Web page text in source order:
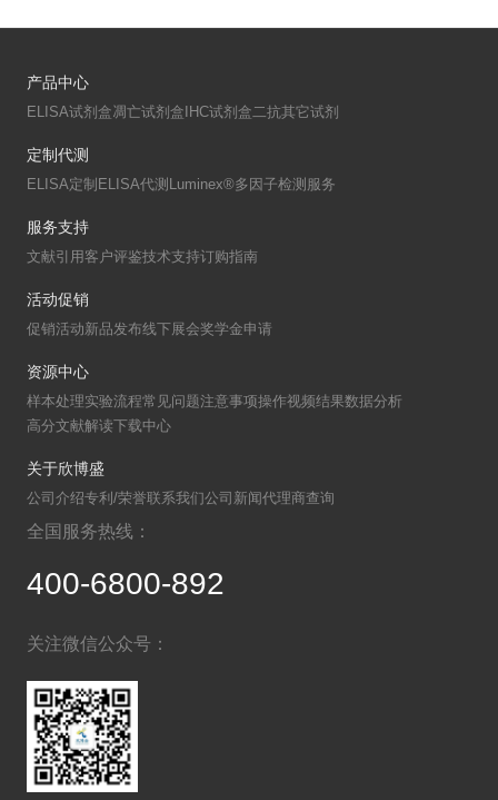
产品中心
ELISA试剂盒凋亡试剂盒IHC试剂盒 二抗其它试剂
定制代测
ELISA定制ELISA代测Luminex®多因子检测服务
服务支持
文献引用客户评鉴技术支持订购指南
活动促销
促销活动新品发布线下展会奖学金申请
资源中心
样本处理实验流程常见问题注意事项操作视频结果数据分析
高分文献解读下载中心
关于欣博盛
公司介绍专利/荣誉联系我们公司新闻代理商查询
全国服务热线：
400-6800-892
关注微信公众号：